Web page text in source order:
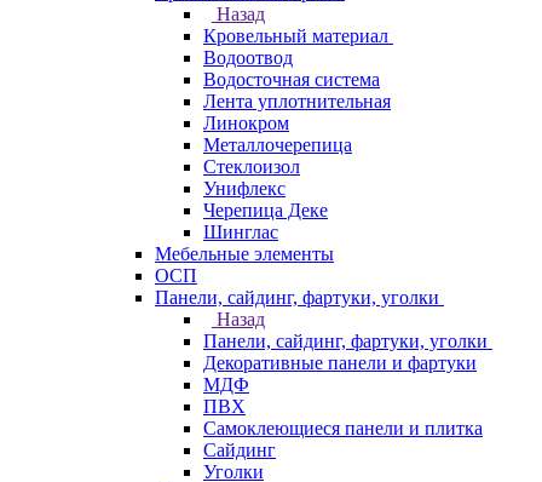
Назад
Кровельный материал
Водоотвод
Водосточная система
Лента уплотнительная
Линокром
Металлочерепица
Стеклоизол
Унифлекс
Черепица Деке
Шинглас
Мебельные элементы
ОСП
Панели, сайдинг, фартуки, уголки
Назад
Панели, сайдинг, фартуки, уголки
Декоративные панели и фартуки
МДФ
ПВХ
Самоклеющиеся панели и плитка
Сайдинг
Уголки